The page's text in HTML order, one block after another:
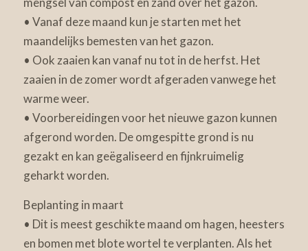
• Vanaf deze maand kun je starten met het
maandelijks bemesten van het gazon.
• Ook zaaien kan vanaf nu tot in de herfst. Het
zaaien in de zomer wordt afgeraden vanwege het
warme weer.
• Voorbereidingen voor het nieuwe gazon kunnen
afgerond worden. De omgespitte grond is nu
gezakt en kan geëgaliseerd en fijnkruimelig
geharkt worden.
Beplanting in maart
• Dit is meest geschikte maand om hagen, heesters
en bomen met blote wortel te verplanten. Als het